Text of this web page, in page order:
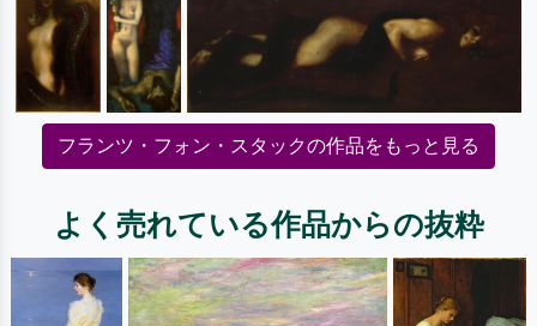
フランツ・フォン・スタックの作品をもっと見る
よく売れている作品からの抜粋